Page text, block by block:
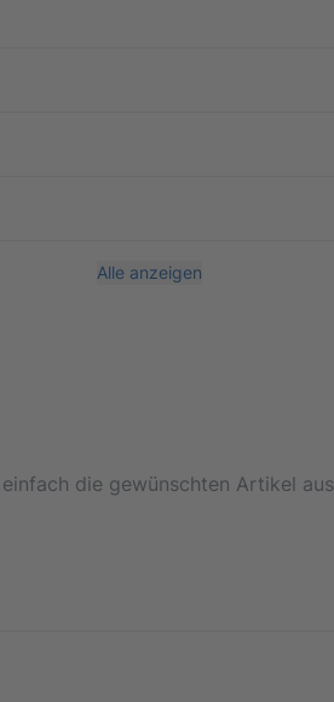
Alle anzeigen
die gewünschten Artikel aus